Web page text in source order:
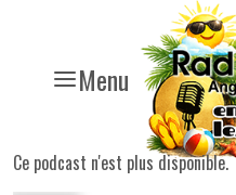
Menu
Ce podcast n'est plus disponible.